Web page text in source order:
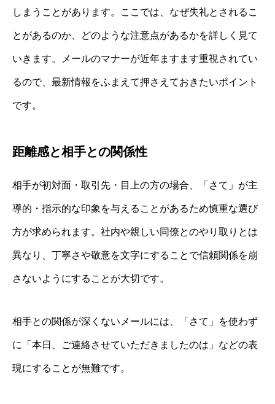
しまうことがあります。ここでは、なぜ失礼とされるこ
とがあるのか、どのような注意点があるかを詳しく見て
いきます。メールのマナーが近年ますます重視されてい
るので、最新情報をふまえて押さえておきたいポイント
です。
距離感と相手との関係性
相手が初対面・取引先・目上の方の場合、「さて」が主
導的・指示的な印象を与えることがあるため慎重な選び
方が求められます。社内や親しい同僚とのやり取りとは
異なり、丁寧さや敬意を文字にすることで信頼関係を崩
さないようにすることが大切です。
相手との関係が深くないメールには、「さて」を使わず
に「本日、ご連絡させていただきましたのは」などの表
現にすることが無難です。